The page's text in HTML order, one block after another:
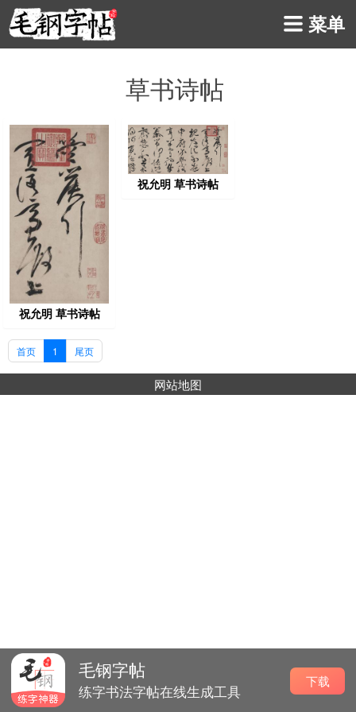
菜单
草书诗帖
祝允明 草书诗帖
祝允明 草书诗帖
首页 1 尾页
网站地图
毛钢字帖
练字书法字帖在线生成工具
下载